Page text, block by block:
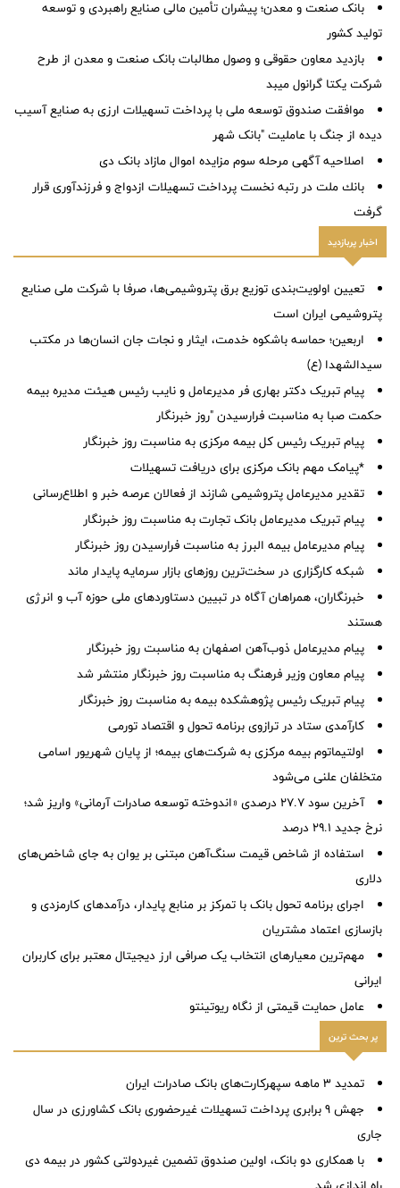
بانک صنعت و معدن؛ پیشران تأمین مالی صنایع راهبردی و توسعه
تولید کشور
بازدید معاون حقوقی و وصول مطالبات بانک صنعت و معدن از طرح
شرکت یکتا گرانول میبد
موافقت صندوق توسعه ملی با پرداخت تسهیلات ارزی به صنایع آسیب
دیده از جنگ با عاملیت "بانک شهر
اصلاحیه آگهی مرحله سوم مزایده اموال مازاد بانک دی
بانك ملت در رتبه نخست پرداخت تسهیلات ازدواج و فرزندآوری قرار
گرفت
اخبار پربازدید
تعیین اولویت‌بندی توزیع برق پتروشیمی‌ها، صرفا با شرکت ملی صنایع
پتروشیمی ایران است
اربعین؛ حماسه باشکوه خدمت، ایثار و نجات جان انسان‌ها در مکتب
سیدالشهدا (ع)
پیام تبریک دکتر بهاری فر مدیرعامل و نایب رئیس هیئت مدیره بیمه
حکمت صبا به مناسبت فرارسیدن "روز خبرنگار
پیام تبریک رئیس کل بیمه مرکزی به مناسبت روز خبرنگار
*پیامک مهم بانک مرکزی برای دریافت تسهیلات
تقدیر مدیرعامل پتروشیمی شازند از فعالان عرصه خبر و اطلاع‌رسانی
پیام تبریک مدیرعامل بانک تجارت به مناسبت روز خبرنگار
پیام مدیرعامل بیمه البرز به مناسبت فرارسیدن روز خبرنگار
شبکه کارگزاری در سخت‌ترین روزهای بازار سرمایه پایدار ماند
خبرنگاران، همراهان آگاه در تبیین دستاوردهای ملی حوزه آب و انرژی
هستند
پیام مدیرعامل ذوب‌آهن اصفهان به مناسبت روز خبرنگار
پیام معاون وزیر فرهنگ به مناسبت روز خبرنگار منتشر شد
پیام تبریک رئیس پژوهشکده بیمه به مناسبت روز خبرنگار
کارآمدی ستاد در ترازوی برنامه تحول و اقتصاد تورمی
اولتیماتوم بیمه مرکزی به شرکت‌های بیمه؛ از پایان شهریور اسامی
متخلفان علنی می‌شود
آخرین سود ۲۷.۷ درصدی «اندوخته توسعه صادرات آرمانی» واریز شد؛
نرخ جدید ۲۹.۱ درصد
استفاده از شاخص قیمت سنگ‌آهن مبتنی بر یوان به جای شاخص‌های
دلاری
اجرای برنامه تحول بانک با تمرکز بر منابع پایدار، درآمدهای کارمزدی و
بازسازی اعتماد مشتریان
مهم‌ترین معیارهای انتخاب یک صرافی ارز دیجیتال معتبر برای کاربران
ایرانی
عامل حمایت قیمتی از نگاه ریوتینتو
پر بحث ترین
تمدید 3 ماهه سپهرکارت‌های بانک صادرات ایران
جهش 9 برابری پرداخت تسهیلات غیرحضوری بانک کشاورزی در سال
جاری
با همکاری دو بانک، اولین صندوق تضمین غیردولتی کشور در بیمه دی